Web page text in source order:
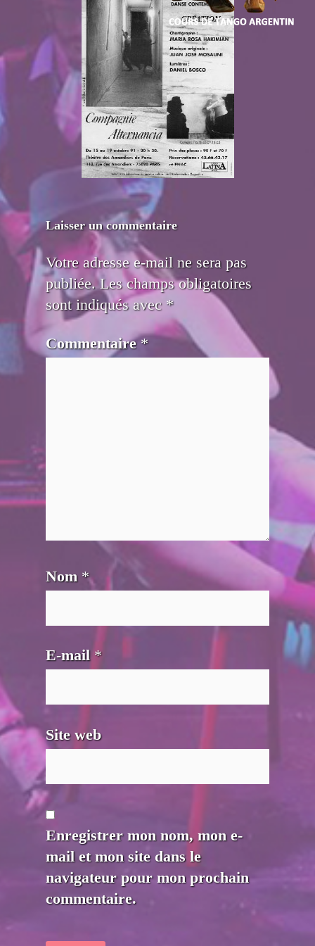
Laisser un commentaire
Votre adresse e-mail ne sera pas
publiée. Les champs obligatoires
sont indiqués avec *
Commentaire *
Nom *
E-mail*
Site web
Enregistrer mon nom, mon e-
mail et mon site dans le
navigateur pour mon prochain
commentaire.